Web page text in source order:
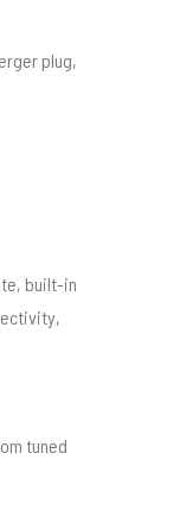
plug,
built-in
tuned